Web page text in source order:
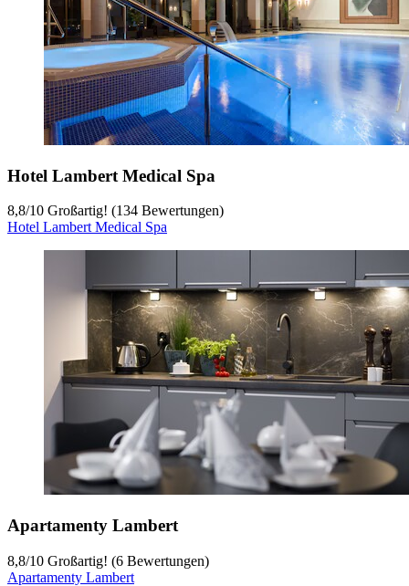
Hotel Lambert Medical Spa
8,8/10 Großartig! (134 Bewertungen)
Hotel Lambert Medical Spa
Apartamenty Lambert
8,8/10 Großartig! (6 Bewertungen)
Apartamenty Lambert